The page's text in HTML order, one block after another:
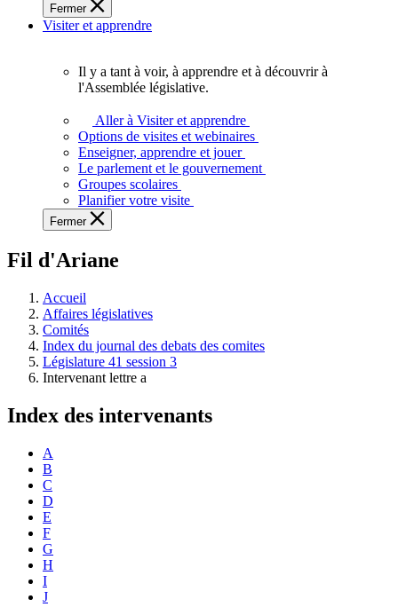
besoin
de
Fermer
Visiter et apprendre
voir,
apprendre
et
à
à
législative.
Il y a tant à voir, à apprendre et à découvrir à
l'Assemblée législative.
Aller à Visiter et apprendre
Options de visites et webinaires
Enseigner, apprendre et jouer
Le parlement et le gouvernement
Groupes scolaires
Planifier votre visite
Fermer
Fil d'Ariane
Accueil
Affaires législatives
Comités
Index du journal des debats des comites
Législature 41 session 3
Intervenant lettre a
Index des intervenants
A
B
C
D
E
F
G
H
I
J